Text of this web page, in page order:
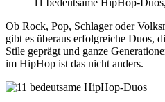
Ob Rock, Pop, Schlager oder
gibt es überaus erfolgreiche Duos,
Stile geprägt und ganze
im HipHop ist das nicht anders.